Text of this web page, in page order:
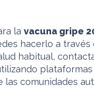
la vacuna gripe
hacerlo a través
habitual,
plataformas
las comunidades